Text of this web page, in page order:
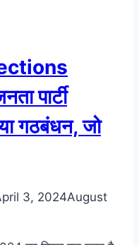
पार्टी
गठबंधन, जो
3, 2024August